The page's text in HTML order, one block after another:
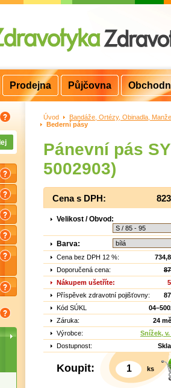
Úvod >
Bandáže, Ortézy, Obinadla,
Bederní pásy
Pánevní pás
5002903)
Cena s DPH:
Velikost / Obvod:
Barva:
Cena bez DPH 12 %:
Doporučená cena:
Nákupem ušetříte:
Příspěvek zdravotní pojišťovny:
Kód SÚKL
Záruka:
24
Výrobce:
Snížek,
Dostupnost:
Koupit: ks
Prodejna Půjčovna